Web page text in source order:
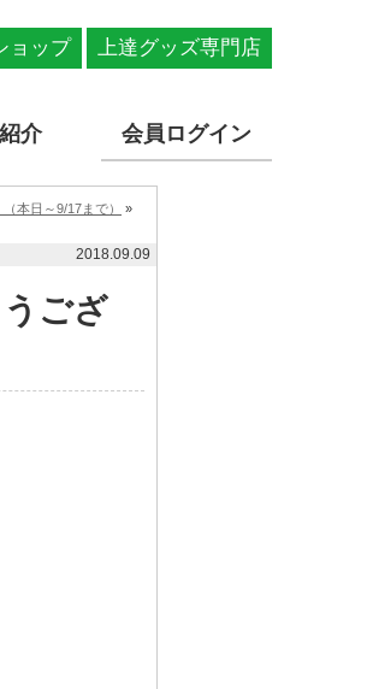
ョップ 上達グッズ専門店
介 会員ログイン
本日～9/17まで） »
2018.09.09
ござ